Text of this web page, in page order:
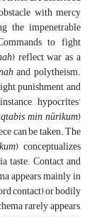
with mercy
the impenetrable
to fight
) reflect war as a
and polytheism.
punishment, and
hypocrites’
min nūrikum)
can be taken. The
) conceptualizes
taste. Contact and
appears mainly in
contact) or bodily
rarely appears,